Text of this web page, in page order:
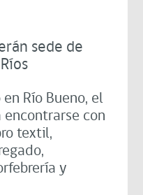
sede de
Río Bueno, el
con
textil,
y